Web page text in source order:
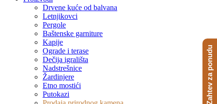
Drvene kuće od balvana
Letnjikovci
Pergole
Baštenske garniture
Kapije
Ograde i terase
Dečija igrališta
Nadstrešnice
Žardinjere
Etno mostići
Putokazi
Zahtev za ponudu